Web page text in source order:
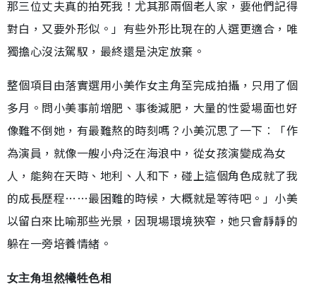
那三位丈夫真的拍死我！尤其那兩個老人家，要他們記得
對白，又要外形似。」有些外形比現在的人選更適合，唯
獨擔心沒法駕馭，最終還是決定放棄。
整個項目由落實選用小美作女主角至完成拍攝，只用了個
多月。問小美事前增肥、事後減肥，大量的性愛場面也好
像難不倒她，有最難熬的時刻嗎？小美沉思了一下︰「作
為演員，就像一艘小舟泛在海浪中，從女孩演變成為女
人，能夠在天時、地利、人和下，碰上這個角色成就了我
的成長歷程……最困難的時候，大概就是等待吧。」小美
以留白來比喻那些光景，因現場環境狹窄，她只會靜靜的
躲在一旁培養情緒。
女主角坦然犧牲色相